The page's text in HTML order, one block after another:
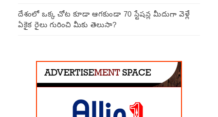
దేశంలో ఒక్క చోట కూడా ఆగకుండా 70 స్టేషన్ల మీదుగా వెళ్లే
ఏకైక రైలు గురించి మీకు తెలుసా?